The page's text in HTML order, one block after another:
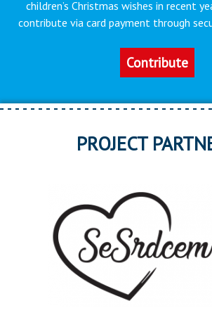
children’s Christmas wishes in recent
contribute via card payment through
Contribute
PROJECT